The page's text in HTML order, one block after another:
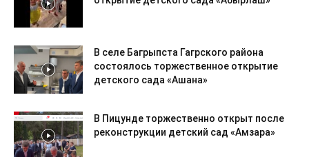
В селе Багрыпста Гагрского района
состоялось торжественное открытие
детского сада «Ашана»
В Пицунде торжественно открыт после
реконструкции детский сад «Амзара»